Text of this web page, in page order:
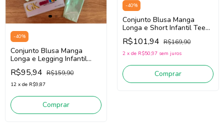
-40%
Conjunto Blusa Manga
Longa e Legging Infantil
Teen Menina Cinti 12917
(Off White/Verde )
R$95,94 R$159,90
12 x de R$9,87
Comprar
-40%
Conjunto Blusa Manga
Longa e Short Infantil Teen
Menina Cinti 12824 (Off
White/Bege)
R$101,94 R$169,90
2 x de R$50,97 sem juros
Comprar